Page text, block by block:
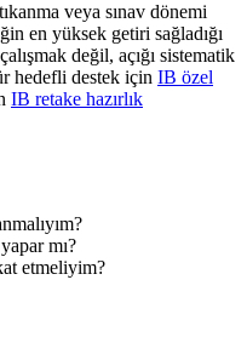
veya sınav dönemi
en yüksek getiri sağladığı
değil, açığı sistematik
hedefli destek için IB özel
IB retake hazırlık
mı?
etmeliyim?